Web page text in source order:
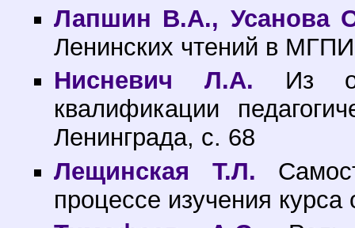
Лапшин В.А., Усанова
Ленинских чтений в
Нисневич Л.А. Из
квалификации
Ленинграда, с. 68
Лещинская Т.Л.
процессе изучения курса